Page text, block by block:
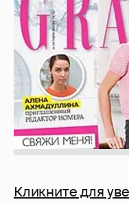
Кликните для